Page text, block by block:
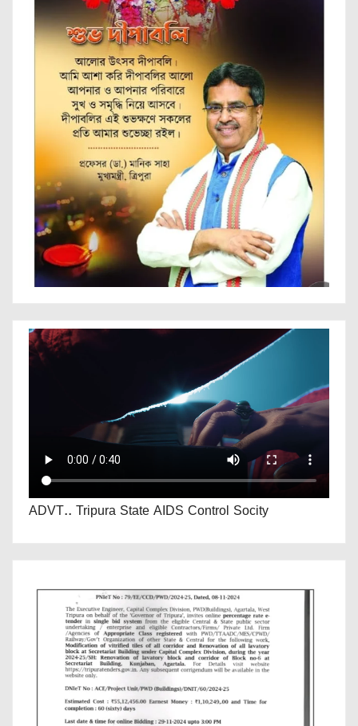
ADVT.. Tripura State AIDS Control Socity